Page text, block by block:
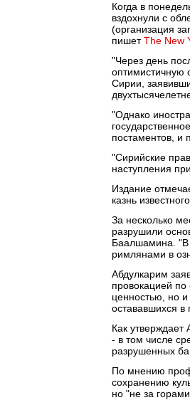
Когда в
вздохнули с
(организация
пишетThe New
"Через день
оптимистичную
Сирии,
"Однако
постаментов, и
"Сирийские
наступления
Издание
казнь
За несколько
разрушили
Баалшамина. "В
римлянами в
Абдулкарим
провокацией
ценностью, но
остававшихся в
Как
- в том числе
разрушенных
По мнению
сохранению
но "не за